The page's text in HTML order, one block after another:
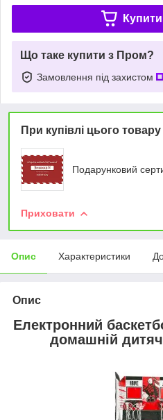
Що таке купити з Пром?
Замовлення під захистом
При купівлі цього
Подарунковий
Приховати
Опис Характеристики
Опис
Електронний
домашній